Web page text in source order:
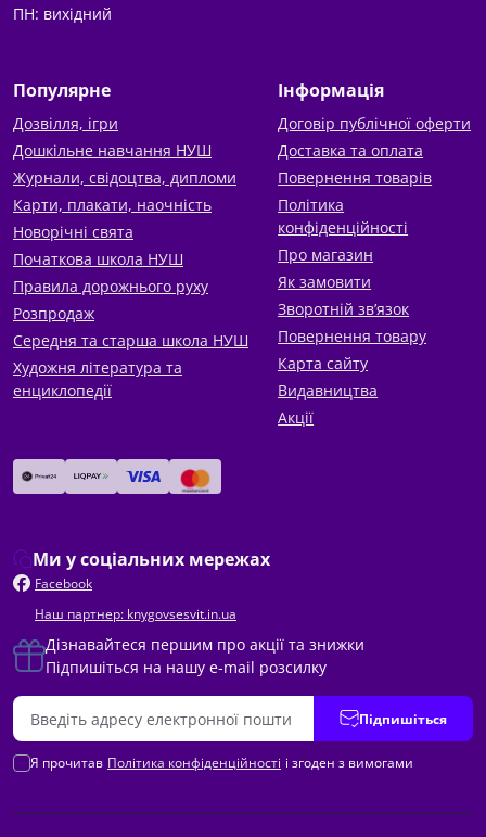
ПН: вихідний
Популярне
Дозвілля, ігри
Дошкільне навчання НУШ
Журнали, свідоцтва, дипломи
Карти, плакати, наочність
Новорічні свята
Початкова школа НУШ
Правила дорожнього руху
Розпродаж
Середня та старша школа НУШ
Художня література та
енциклопедії
Інформація
Договір публічної оферти
Доставка та оплата
Повернення товарів
Політика
конфіденційності
Про магазин
Як замовити
Зворотній зв’язок
Повернення товару
Карта сайту
Видавництва
Акції
Ми у соціальних мережах
Facebook
Наш партнер: knygovsesvit.in.ua
Дізнавайтеся першим про акції та знижки
Підпишіться на нашу e-mail розсилку
Підпишіться
Я прочитав Політика конфіденційності і згоден з вимогами